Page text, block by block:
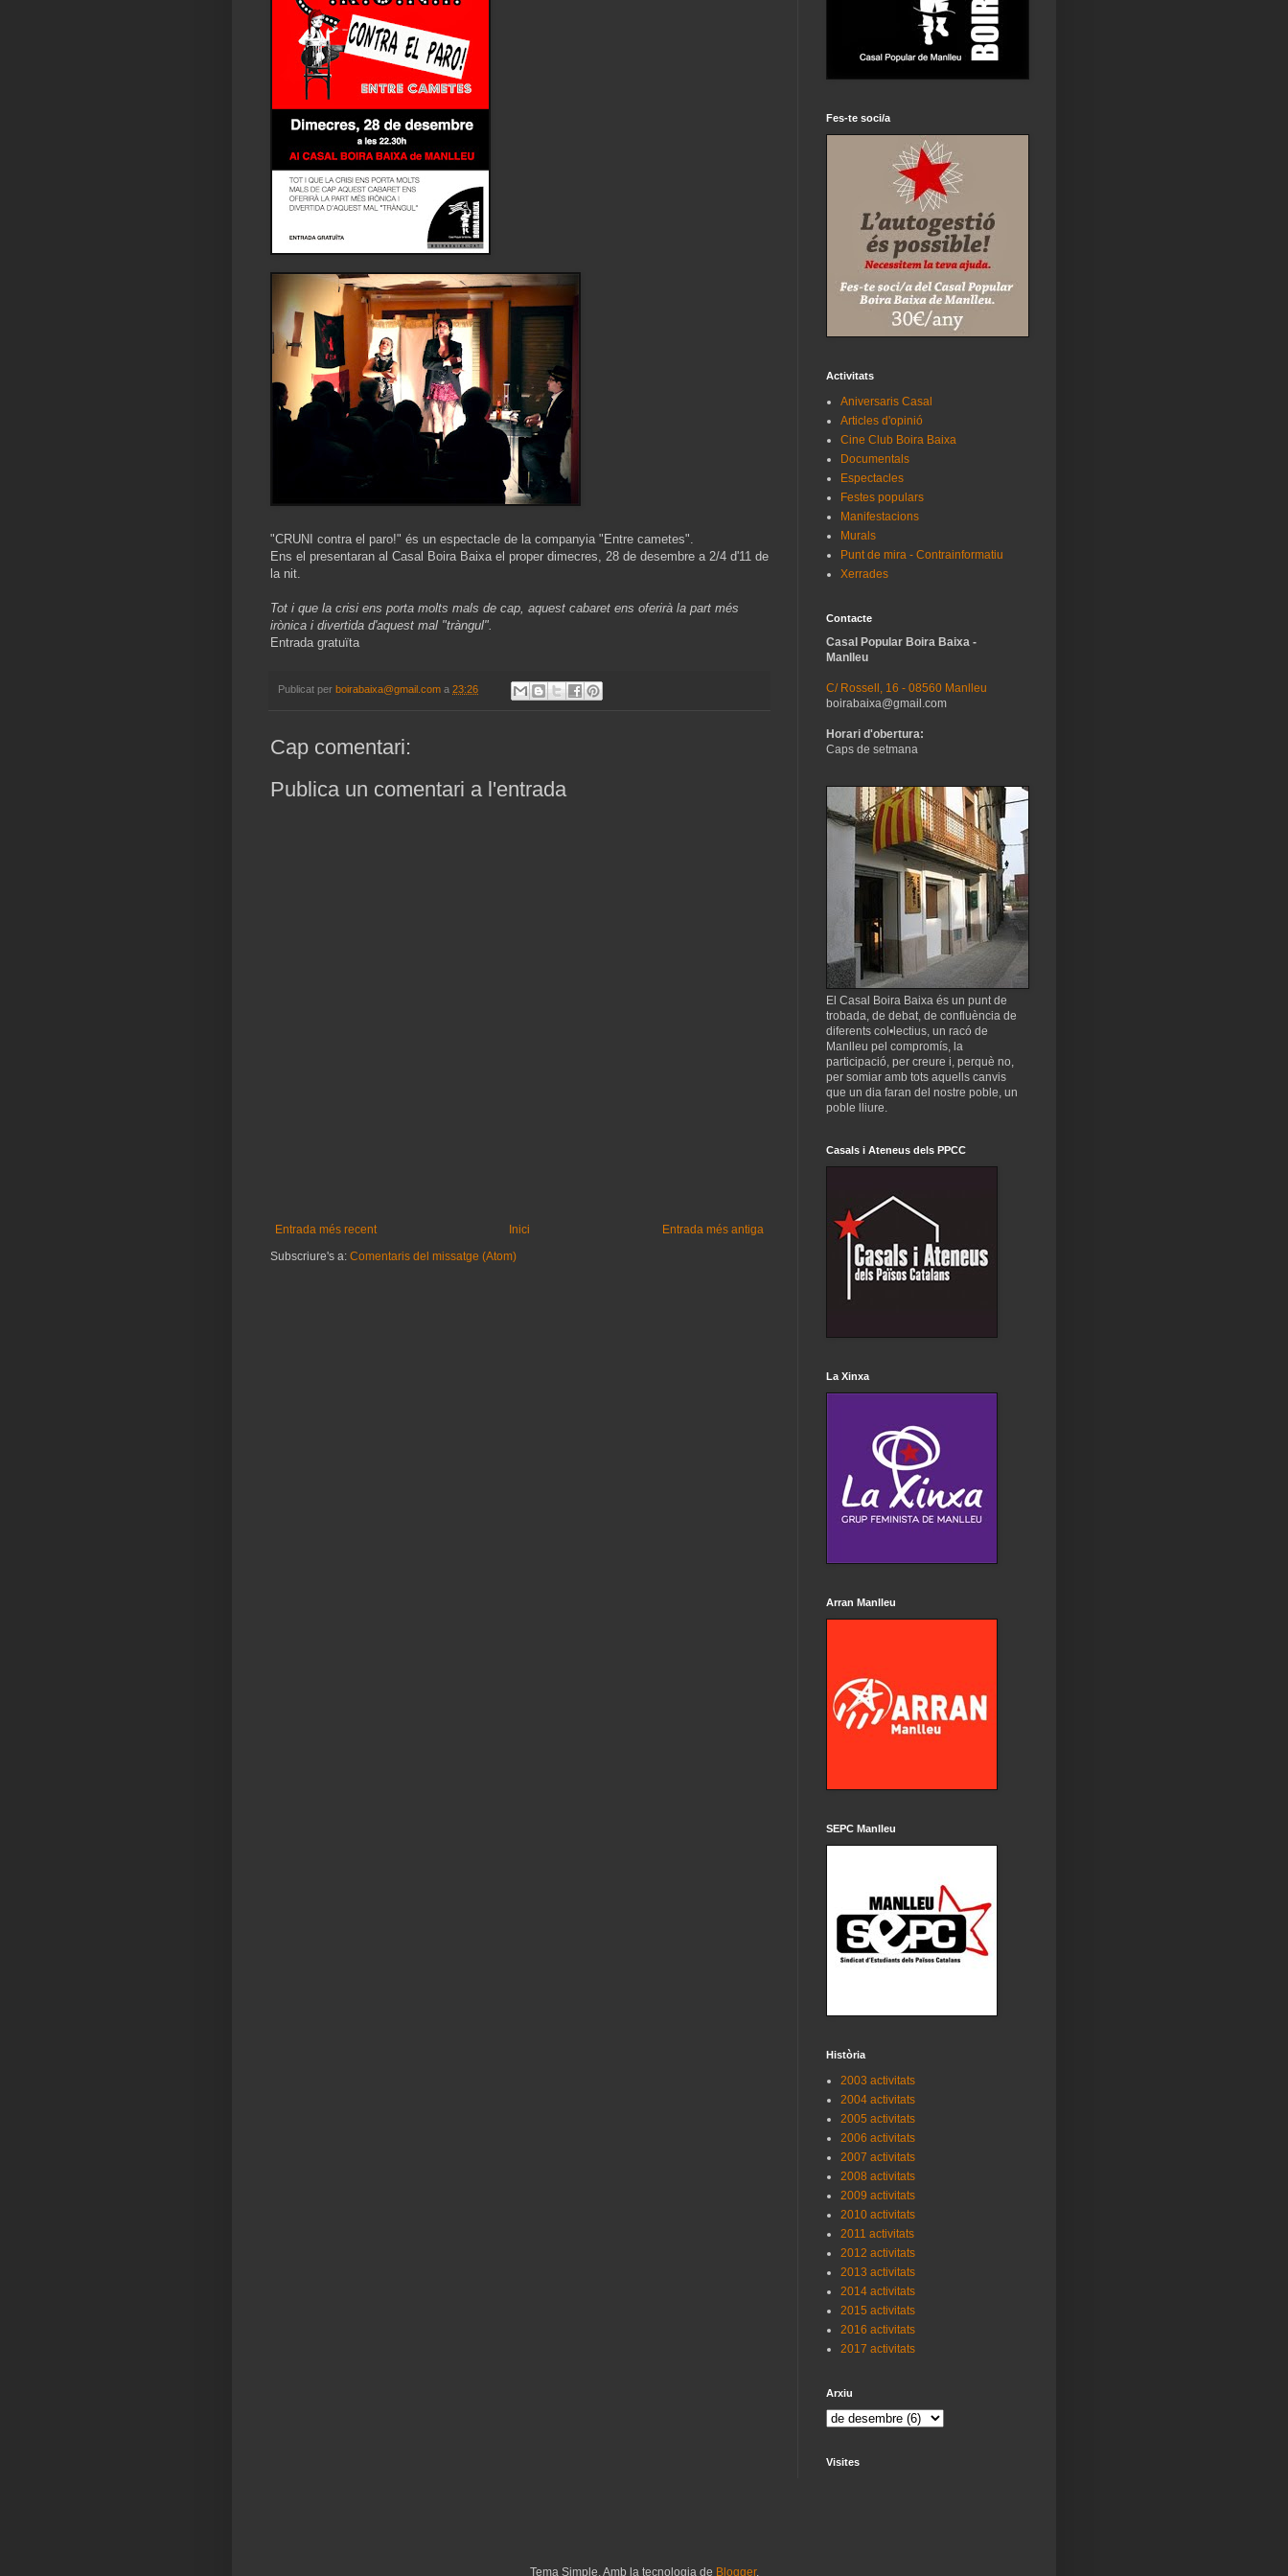
"CRUNI contra el paro!" és un espectacle de la companyia "Entre cametes".
Ens el presentaran al Casal Boira Baixa el proper dimecres, 28 de desembre a 2/4 d'11 de
la nit.
Tot i que la crisi ens porta molts mals de cap, aquest cabaret ens oferirà la part més
irònica i divertida d'aquest mal "tràngul".
Entrada gratuïta
Publicat per boirabaixa@gmail.com a 23:26
Cap comentari:
Publica un comentari a l'entrada
Entrada més recent Entrada més antiga
Inici
Subscriure's a: Comentaris del missatge (Atom)
Fes-te soci/a
Activitats
Aniversaris Casal
Articles d'opinió
Cine Club Boira Baixa
Documentals
Espectacles
Festes populars
Manifestacions
Murals
Punt de mira - Contrainformatiu
Xerrades
Contacte
Casal Popular Boira Baixa -
Manlleu
C/ Rossell, 16 - 08560 Manlleu
boirabaixa@gmail.com
Horari d'obertura:
Caps de setmana
El Casal Boira Baixa és un punt de
trobada, de debat, de confluència de
diferents col•lectius, un racó de
Manlleu pel compromís, la
participació, per creure i, perquè no,
per somiar amb tots aquells canvis
que un dia faran del nostre poble, un
poble lliure.
Casals i Ateneus dels PPCC
La Xinxa
Arran Manlleu
SEPC Manlleu
Història
2003 activitats
2004 activitats
2005 activitats
2006 activitats
2007 activitats
2008 activitats
2009 activitats
2010 activitats
2011 activitats
2012 activitats
2013 activitats
2014 activitats
2015 activitats
2016 activitats
2017 activitats
Arxiu
Visites
Tema Simple. Amb la tecnologia de Blogger.